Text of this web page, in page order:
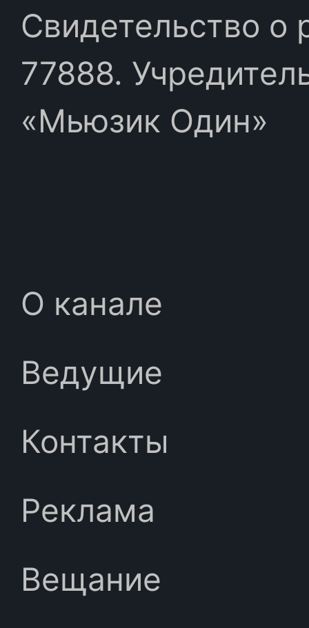
Свидетельство
77888.
«Мьюзик Один»
О канале
Ведущие
Контакты
Реклама
Вещание